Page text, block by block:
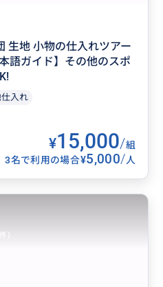
生地 小物の仕入れツアー
語ガイド】その他のスポ
入れ
¥15,000/組
3名で利用の場合¥5,000/人
)